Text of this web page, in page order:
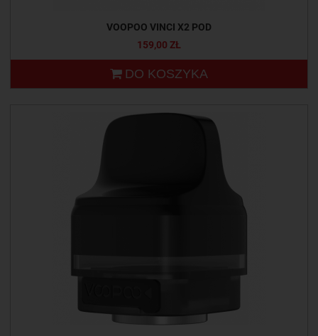
VOOPOO VINCI X2 POD
159,00 ZŁ
DO KOSZYKA